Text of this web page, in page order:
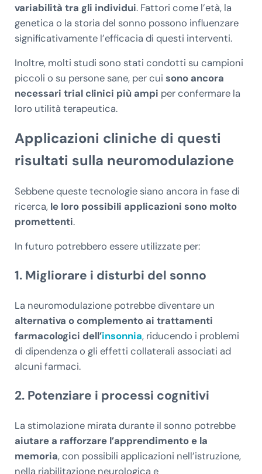
variabilità tra gli individui. Fattori come l’età, la
genetica o la storia del sonno possono influenzare
significativamente l’efficacia di questi interventi.
Inoltre, molti studi sono stati condotti su campioni
piccoli o su persone sane, per cui sono ancora
necessari trial clinici più ampi per confermare la
loro utilità terapeutica.
Applicazioni cliniche di questi
risultati sulla neuromodulazione
Sebbene queste tecnologie siano ancora in fase di
ricerca, le loro possibili applicazioni sono molto
promettenti.
In futuro potrebbero essere utilizzate per:
1. Migliorare i disturbi del sonno
La neuromodulazione potrebbe diventare un
alternativa o complemento ai trattamenti
farmacologici dell’insonnia, riducendo i problemi
di dipendenza o gli effetti collaterali associati ad
alcuni farmaci.
2. Potenziare i processi cognitivi
La stimolazione mirata durante il sonno potrebbe
aiutare a rafforzare l’apprendimento e la
memoria, con possibili applicazioni nell’istruzione,
nella riabilitazione neurologica e